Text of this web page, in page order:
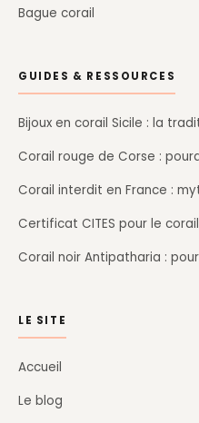
Bague corail
GUIDES & RESSOURCES
Bijoux en corail Sicile : la
Corail rouge de Corse :
Corail interdit en France :
Certificat CITES pour le
Corail noir Antipatharia :
LE SITE
Accueil
Le blog